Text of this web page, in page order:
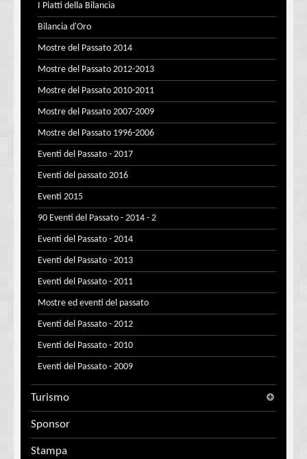
I Piatti della Bilancia
Bilancia d'Oro
Mostre del Passato 2014
Mostre del Passato 2012-2013
Mostre del Passato 2010-2011
Mostre del Passato 2007-2009
Mostre del Passato 1996-2006
Eventi del Passato - 2017
Eventi del passato 2016
Eventi 2015
90 Eventi del Passato - 2014 - 2
Eventi del Passato - 2014
Eventi del Passato - 2013
Eventi del Passato - 2011
Mostre ed eventi del passato
Eventi del Passato - 2012
Eventi del Passato - 2010
Eventi del Passato - 2009
Turismo
Sponsor
Stampa